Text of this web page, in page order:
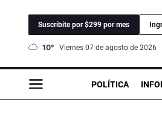
Suscribite por $299 por mes
10° viernes 07 de agosto de 2026
POLÍTICA